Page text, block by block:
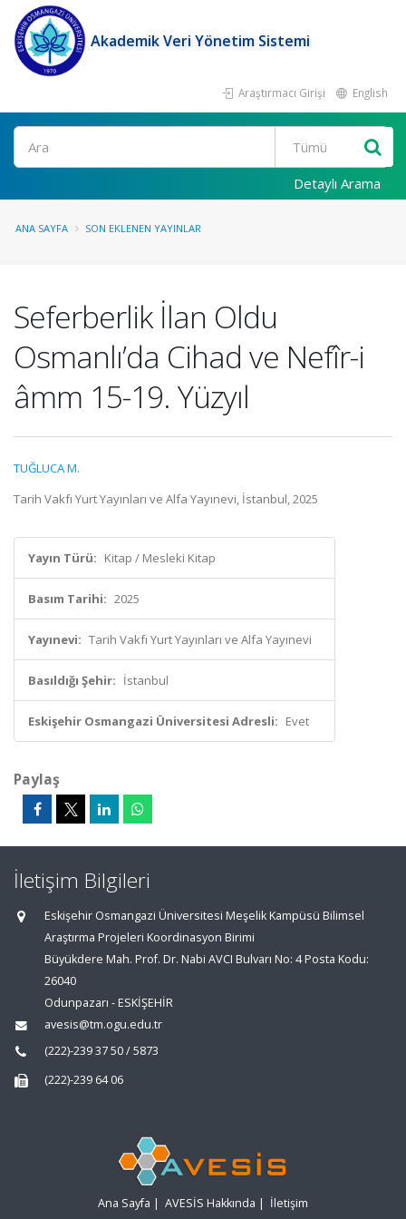
Akademik Veri Yönetim Sistemi
Araştırmacı Girişi English
Ara
Detaylı Arama
ANA SAYFA SON EKLENEN YAYINLAR
Seferberlik İlan Oldu
Osmanlı’da Cihad ve Nefîr-i
âmm 15-19. Yüzyıl
TUĞLUCA M.
Tarih Vakfı Yurt Yayınları ve Alfa Yayınevi, İstanbul, 2025
Yayın Türü: Kitap / Mesleki Kitap
Basım Tarihi: 2025
Yayınevi: Tarih Vakfı Yurt Yayınları ve Alfa Yayınevi
Basıldığı Şehir: İstanbul
Eskişehir Osmangazi Üniversitesi Adresli: Evet
Paylaş
İletişim Bilgileri
Eskişehir Osmangazi Üniversitesi Meşelik Kampüsü Bilimsel
Araştırma Projeleri Koordinasyon Birimi
Büyükdere Mah. Prof. Dr. Nabi AVCI Bulvarı No: 4 Posta Kodu:
26040
Odunpazarı - ESKİŞEHİR
avesis@tm.ogu.edu.tr
(222)-239 37 50 / 5873
(222)-239 64 06
Ana Sayfa | AVESİS Hakkında | İletişim